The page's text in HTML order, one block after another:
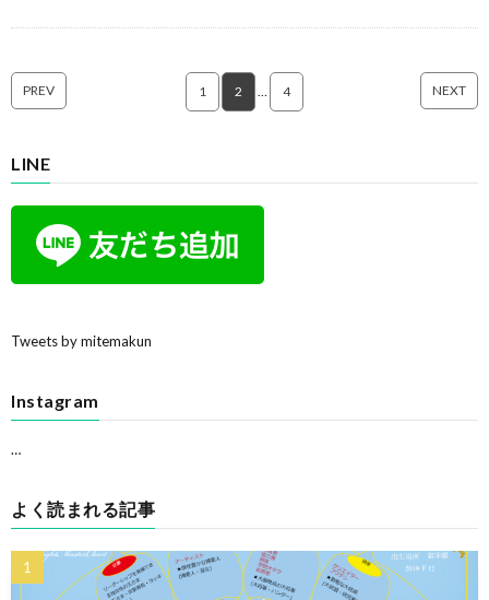
PREV 1 2 4 NEXT
LINE
Tweets by mitemakun
Instagram
…
よく読まれる記事